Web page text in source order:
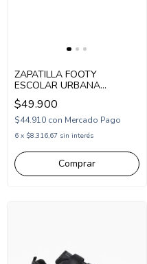
ZAPATILLA FOOTY
ESCOLAR URBANA
ACORDONADA 33-38
BLANCO AZUL
(SCH65/1BAZ)
$49.900
$44.910 con Mercado Pago
6 x $8.316,67 sin interés
Comprar